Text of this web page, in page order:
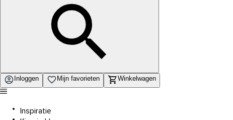
Inloggen Mijn favorieten Winkelwagen
Inspiratie